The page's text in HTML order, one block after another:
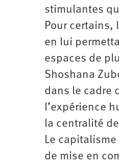
stimulantes
Pour certains,
en lui
espaces de
Shoshana
dans le cadre
l’expérience
la centralité
Le
de mise en